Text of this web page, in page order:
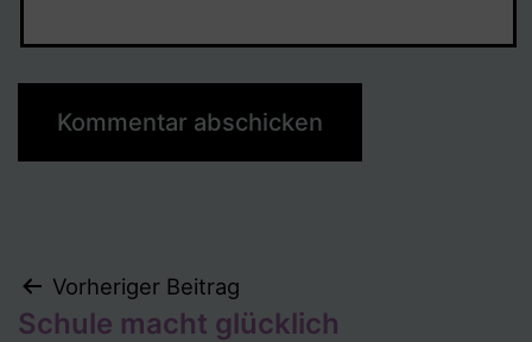
Beitragsnavigation
Vorheriger Beitrag
Schule macht glücklich